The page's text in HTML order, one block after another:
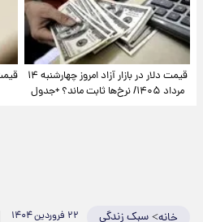
قیمت دلار در بازار آزاد امروز چهارشنبه ۱۴
مرداد ۱۴۰۵/ نرخ‌ها ثابت ماند؟ +جدول
خانه>سبک زندگی ۲۲ فروردین ۱۴۰۴